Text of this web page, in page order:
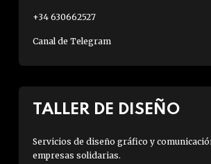
+34 630662527
Canal de Telegram
TALLER DE DISEÑO
Servicios de diseño gráfico y
empresas solidarias.